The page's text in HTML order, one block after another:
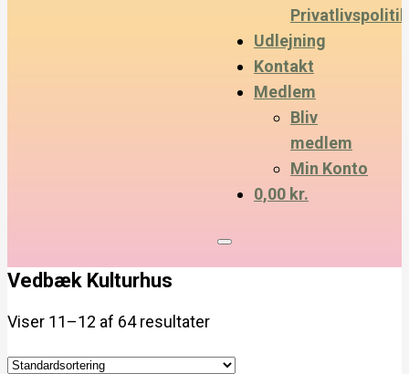
Privatlivspolitik
Udlejning
Kontakt
Medlem
Bliv
medlem
Min Konto
0,00 kr.
Vedbæk Kulturhus
Viser 11–12 af 64 resultater